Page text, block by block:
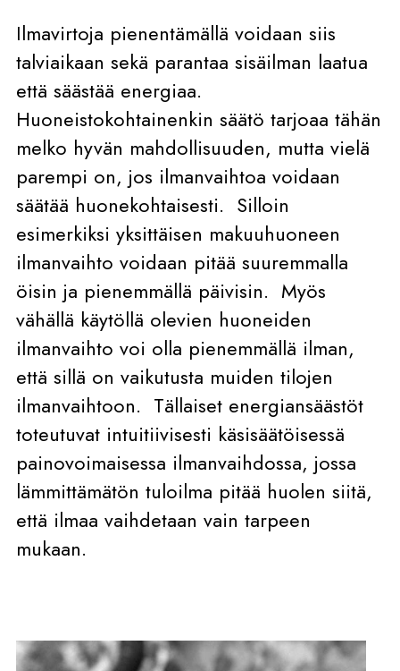
Ilmavirtoja pienentämällä voidaan siis
talviaikaan sekä parantaa sisäilman laatua
että säästää energiaa.
Huoneistokohtainenkin säätö tarjoaa tähän
melko hyvän mahdollisuuden, mutta vielä
parempi on, jos ilmanvaihtoa voidaan
säätää huonekohtaisesti. Silloin
esimerkiksi yksittäisen makuuhuoneen
ilmanvaihto voidaan pitää suuremmalla
öisin ja pienemmällä päivisin. Myös
vähällä käytöllä olevien huoneiden
ilmanvaihto voi olla pienemmällä ilman,
että sillä on vaikutusta muiden tilojen
ilmanvaihtoon. Tällaiset energiansäästöt
toteutuvat intuitiivisesti käsisäätöisessä
painovoimaisessa ilmanvaihdossa, jossa
lämmittämätön tuloilma pitää huolen siitä,
että ilmaa vaihdetaan vain tarpeen
mukaan.